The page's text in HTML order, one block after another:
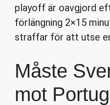
playoff är oavgjord
förlängning 2×15
straffar för att utse
Måste
mot